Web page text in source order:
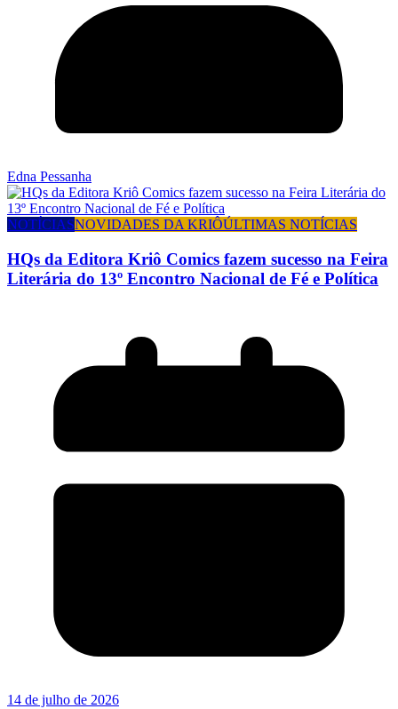
Edna Pessanha
NOTÍCIASNOVIDADES DA KRIÔÚLTIMAS NOTÍCIAS
HQs da Editora Kriô Comics fazem sucesso na Feira
Literária do 13º Encontro Nacional de Fé e Política
14 de julho de 2026